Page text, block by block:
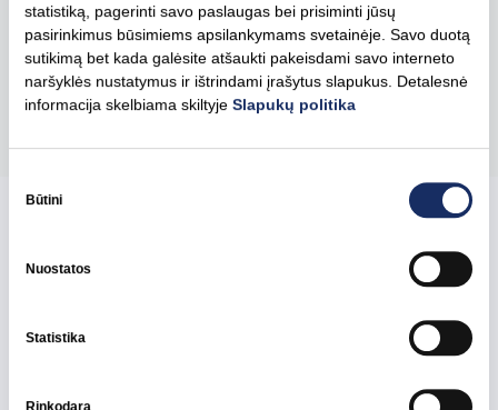
statistiką, pagerinti savo paslaugas bei prisiminti jūsų
pasirinkimus būsimiems apsilankymams svetainėje. Savo duotą
sutikimą bet kada galėsite atšaukti pakeisdami savo interneto
naršyklės nustatymus ir ištrindami įrašytus slapukus. Detalesnė
informacija skelbiama skiltyjeSlapukų politika
pasirinkimas
Būtini
Nuostatos
Statistika
naudojančią elektrinę Lietuvoje – Kauno hidroelektrinę.
Pasidalinti
Naujausios kolegų